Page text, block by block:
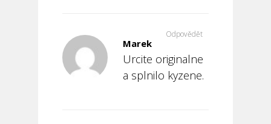
Marek
Urcite originalne
a splnilo kyzene.
Odpovědět